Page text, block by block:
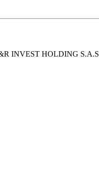
INVEST HOLDING S.A.S